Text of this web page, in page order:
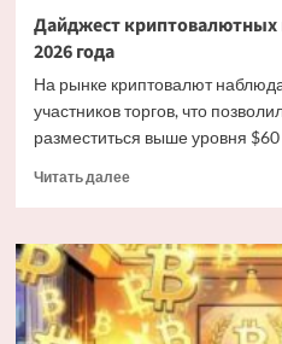
Дайджест криптовалютных
2026 года
На рынке криптовалют
участников торгов, что
разместиться выше уровня
Читать далееПрочитать
Дайджест
криптовалютных
новостей
за
ночь